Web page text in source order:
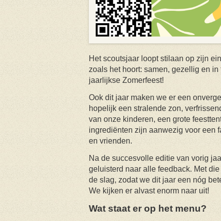
Het scoutsjaar loopt stilaan op zijn
zoals het hoort: samen, gezellig en
jaarlijkse Zomerfeest!
Ook dit jaar maken we er een
hopelijk een stralende zon,
van onze kinderen, een grote
ingrediënten zijn aanwezig voor een
en vrienden.
Na de succesvolle editie van vorig
geluisterd naar alle feedback. Met
de slag, zodat we dit jaar een nóg
We kijken er alvast enorm naar uit!
Wat staat er op het menu?